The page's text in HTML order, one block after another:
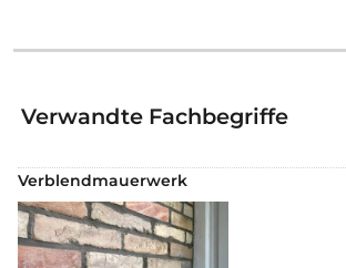
Verwandte Fachbegriffe
Verblendmauerwerk